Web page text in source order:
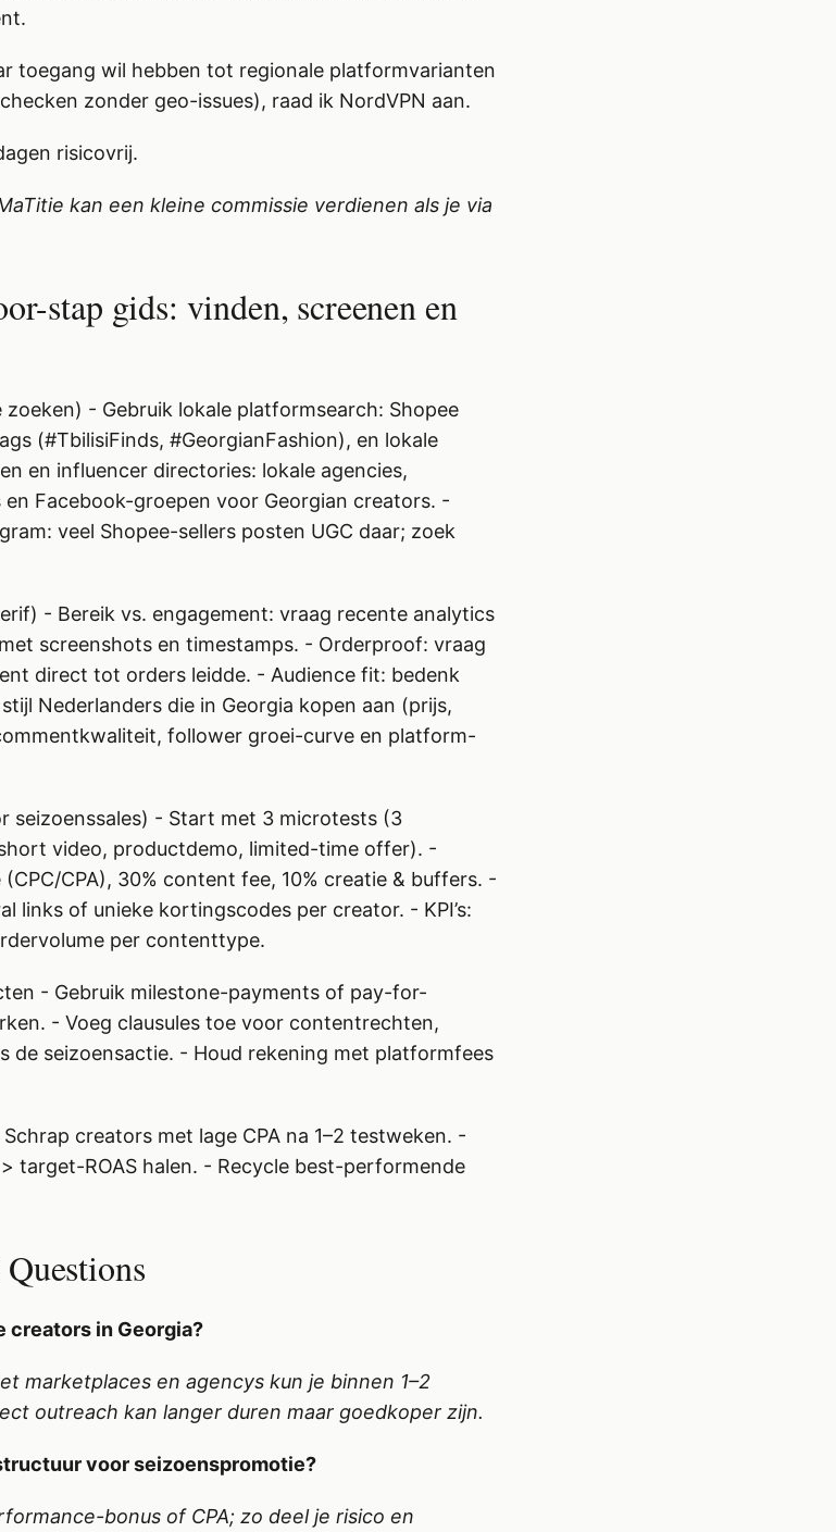
toegang wil hebben tot regionale platformvarianten
zonder geo-issues), raad ik NordVPN aan.
risicovrij.
kan een kleine commissie verdienen als je via
stap gids: vinden, screenen en
zoeken) - Gebruik lokale platformsearch: Shopee
(#TbilisiFinds, #GeorgianFashion), en lokale
en influencer directories: lokale agencies,
Facebook-groepen voor Georgian creators. -
veel Shopee-sellers posten UGC daar; zoek
- Bereik vs. engagement: vraag recente analytics
screenshots en timestamps. - Orderproof: vraag
direct tot orders leidde. - Audience fit: bedenk
Nederlanders die in Georgia kopen aan (prijs,
follower groei-curve en platform-
seizoenssales) - Start met 3 microtests (3
video, productdemo, limited-time offer). -
CPA), 30% content fee, 10% creatie & buffers. -
links of unieke kortingscodes per creator. - KPI’s:
per contenttype.
- Gebruik milestone-payments of pay-for-
- Voeg clausules toe voor contentrechten,
de seizoensactie. - Houd rekening met platformfees
creators met lage CPA na 1–2 testweken. -
target-ROAS halen. - Recycle best-performende
creators in Georgia?
marketplaces en agencys kun je binnen 1–2
outreach kan langer duren maar goedkoper zijn.
voor seizoenspromotie?
bonus of CPA; zo deel je risico en